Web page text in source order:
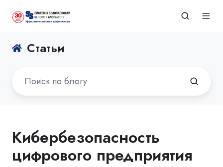
Статьи
Кибербезопасность
цифрового предприятия